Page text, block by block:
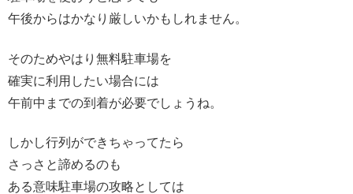
午後からはかなり厳しいかもしれません。
そのためやはり無料駐車場を
確実に利用したい場合には
午前中までの到着が必要でしょうね。
しかし行列ができちゃってたら
さっさと諦めるのも
ある意味駐車場の攻略としては